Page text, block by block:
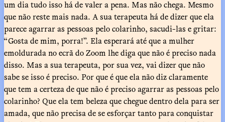
um dia tudo isso há de valer a pena. Mas não chega. Mesmo
que não reste mais nada. A sua terapeuta há de dizer que ela
parece agarrar as pessoas pelo colarinho, sacudi-las e gritar:
“Gosta de mim, porra!”. Ela esperará até que a mulher
emoldurada no ecrã do Zoom lhe diga que não é preciso nada
disso. Mas a sua terapeuta, por sua vez, vai dizer que não
sabe se isso é preciso. Por que é que ela não diz claramente
que tem a certeza de que não é preciso agarrar as pessoas pelo
colarinho? Que ela tem beleza que chegue dentro dela para ser
amada, que não precisa de se esforçar tanto para conquistar